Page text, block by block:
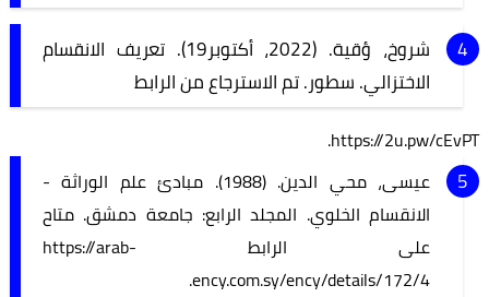
شروخ، ؤقية. (2022، أكتوبر19). تعريف الانقسام
الاختزالي. سطور. تم الاسترجاع من الرابط
https://2u.pw/cEvPT.
عيسى، محي الدين. (1988). مبادئ علم الوراثة -
الانقسام الخلوي. المجلد الرابع: جامعة دمشق. متاح
على الرابط https://arab-
ency.com.sy/ency/details/172/4.